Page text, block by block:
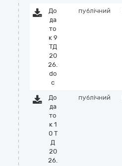
До
да
то
к 9
ТД
20
26.
do
c
публічний
До
да
то
к 1
0 Т
Д
20
26.
публічний